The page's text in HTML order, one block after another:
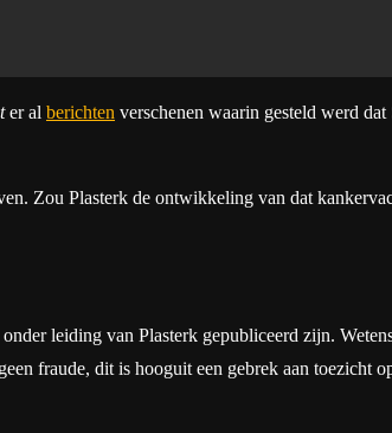
er al berichten verschenen waarin gesteld werd
Zou Plasterk de ontwikkeling van dat
leiding van Plasterk gepubliceerd zijn.
fraude, dit is hooguit een gebrek aan toezicht